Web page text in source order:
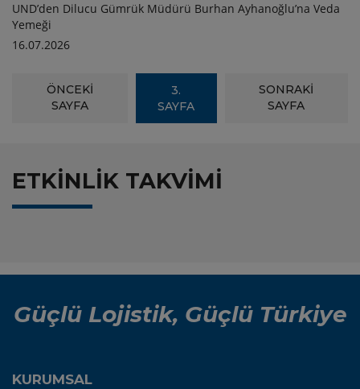
UND’den Dilucu Gümrük Müdürü Burhan Ayhanoğlu’na Veda
Yemeği
16.07.2026
ÖNCEKİ
SAYFA
3.
SAYFA
SONRAKİ
SAYFA
ETKİNLİK TAKVİMİ
Güçlü Lojistik, Güçlü Türkiye
KURUMSAL